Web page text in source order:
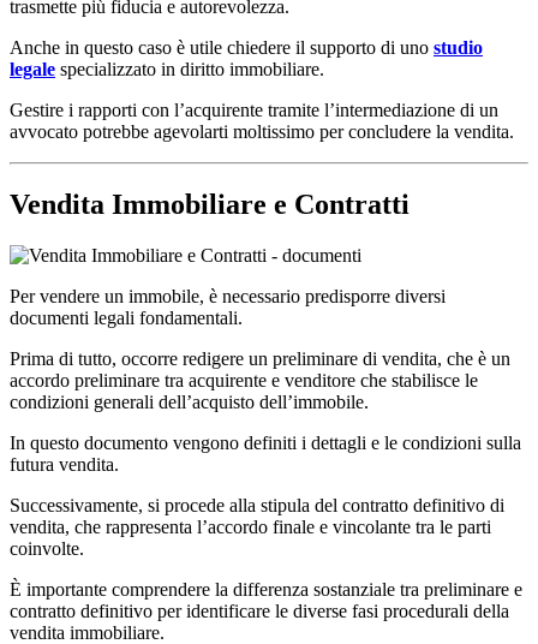
trasmette più fiducia e autorevolezza.
Anche in questo caso è utile chiedere il supporto di uno studio
legale specializzato in diritto immobiliare.
Gestire i rapporti con l’acquirente tramite l’intermediazione di un
avvocato potrebbe agevolarti moltissimo per concludere la vendita.
Vendita Immobiliare e Contratti
Per vendere un immobile, è necessario predisporre diversi
documenti legali fondamentali.
Prima di tutto, occorre redigere un preliminare di vendita, che è un
accordo preliminare tra acquirente e venditore che stabilisce le
condizioni generali dell’acquisto dell’immobile.
In questo documento vengono definiti i dettagli e le condizioni sulla
futura vendita.
Successivamente, si procede alla stipula del contratto definitivo di
vendita, che rappresenta l’accordo finale e vincolante tra le parti
coinvolte.
È importante comprendere la differenza sostanziale tra preliminare e
contratto definitivo per identificare le diverse fasi procedurali della
vendita immobiliare.